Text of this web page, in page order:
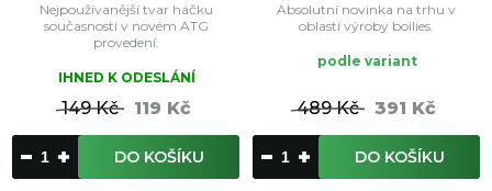
Nejpoužívanější tvar háčku
současnosti v novém ATG
provedení.
IHNED K ODESLÁNÍ
149 Kč 119 Kč
DO KOŠÍKU
Absolutní novinka na trhu v
oblasti výroby boilies.
podle variant
489 Kč 391 Kč
DO KOŠÍKU